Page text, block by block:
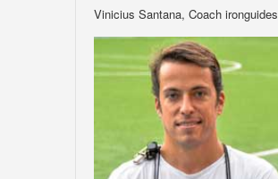
Vinicius Santana, Coach ironguides